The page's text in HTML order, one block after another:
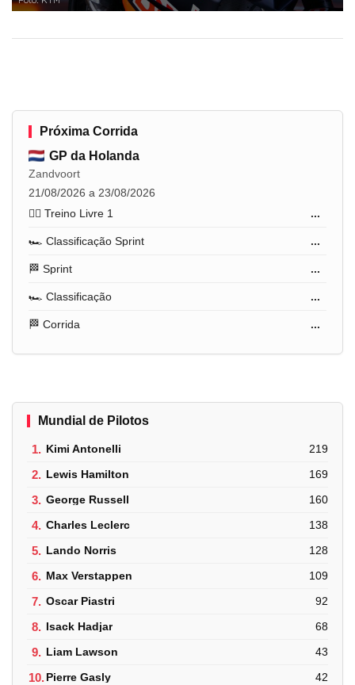
Próxima Corrida
GP da Holanda
Zandvoort
21/08/2026 a 23/08/2026
🏋️‍♂️ Treino Livre 1
...
🏎️ Classificação Sprint ...
🏁 Sprint ...
🏎️ Classificação ...
🏁 Corrida ...
Mundial de Pilotos
1. Kimi Antonelli 219
2. Lewis Hamilton 169
3. George Russell 160
4. Charles Leclerc 138
5. Lando Norris 128
6. Max Verstappen 109
7. Oscar Piastri 92
8. Isack Hadjar 68
9. Liam Lawson 43
10.Pierre Gasly 42